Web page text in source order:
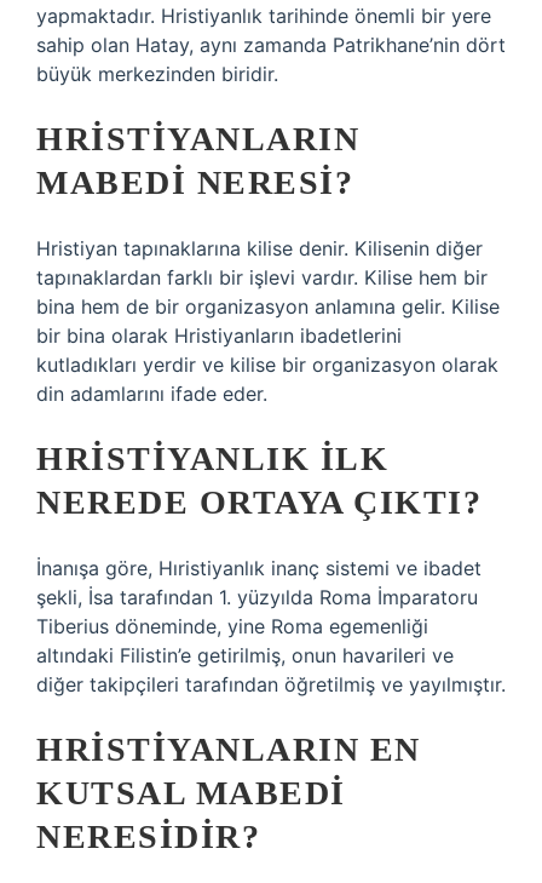
yapmaktadır. Hristiyanlık tarihinde önemli bir yere
sahip olan Hatay, aynı zamanda Patrikhane’nin dört
büyük merkezinden biridir.
HRISTIYANLARIN
MABEDI NERESI?
Hristiyan tapınaklarına kilise denir. Kilisenin diğer
tapınaklardan farklı bir işlevi vardır. Kilise hem bir
bina hem de bir organizasyon anlamına gelir. Kilise
bir bina olarak Hristiyanların ibadetlerini
kutladıkları yerdir ve kilise bir organizasyon olarak
din adamlarını ifade eder.
HRISTIYANLIK ILK
NEREDE ORTAYA ÇIKTI?
İnanışa göre, Hıristiyanlık inanç sistemi ve ibadet
şekli, İsa tarafından 1. yüzyılda Roma İmparatoru
Tiberius döneminde, yine Roma egemenliği
altındaki Filistin’e getirilmiş, onun havarileri ve
diğer takipçileri tarafından öğretilmiş ve yayılmıştır.
HRISTIYANLARIN EN
KUTSAL MABEDI
NERESIDIR?